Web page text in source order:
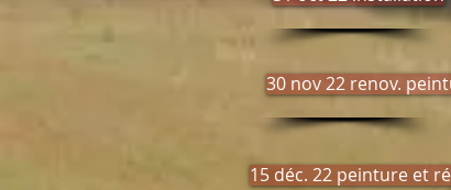
30 nov 22 renov.
15 déc. 22 peinture et